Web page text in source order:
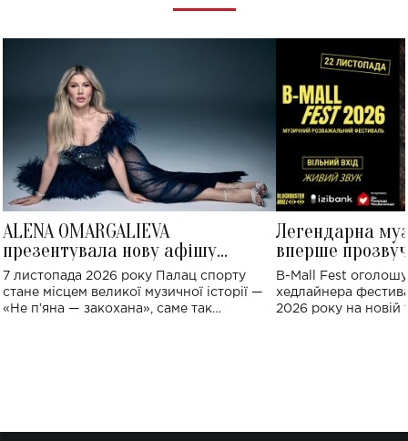
ALENA OMARGALIEVA
презентувала нову афішу
великого концерту в Палаці
спорту
7 листопада 2026 року Палац спорту
стане місцем великої музичної історії —
«Не пʼяна — закохана», саме так
Легендарна
вперше
Україні: де
B-Mall Fest
хедлайнера
2026 року на новій